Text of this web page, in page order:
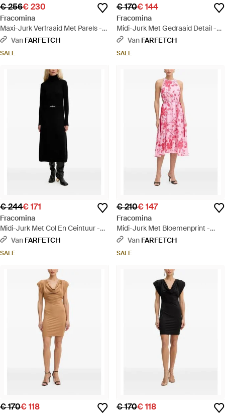
€ 256€ 230
Fracomina
Maxi-Jurk Verfraaid Met Parels -
Zwart
Van FARFETCH
SALE
€ 170€ 144
Fracomina
Midi-Jurk Met Gedraaid Detail -
Zwart
Van FARFETCH
SALE
€ 244€ 171
Fracomina
Midi-Jurk Met Col En Ceintuur -
Zwart
Van FARFETCH
SALE
€ 210€ 147
Fracomina
Midi-Jurk Met Bloemenprint -
RozeVan FARFETCH
SALE
€ 170€ 118 € 170€ 118